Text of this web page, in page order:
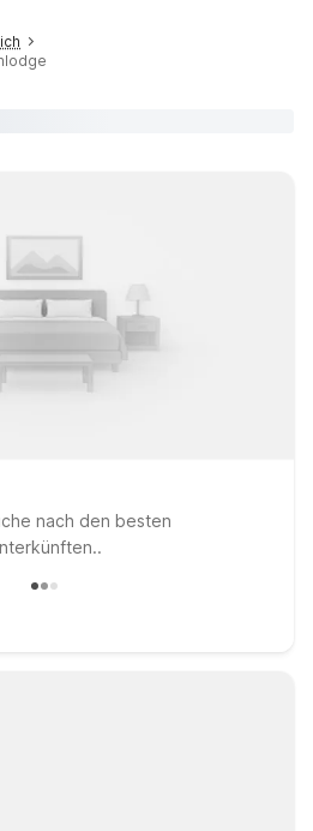
nach den besten